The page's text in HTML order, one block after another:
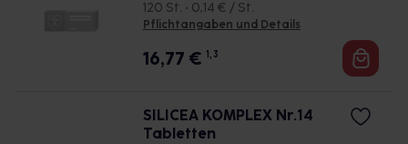
120 St. • 0,14 € / St.
Pflichtangaben und Details
16,77 € 1, 3
SILICEA KOMPLEX Nr.14
Tabletten